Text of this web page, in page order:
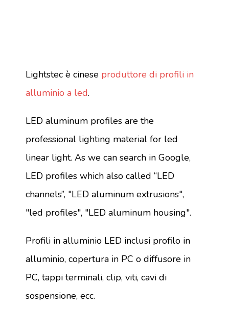
Lightstec è cinese produttore di profili in
alluminio a led.
LED aluminum profiles are the
professional lighting material for led
linear light. As we can search in Google,
LED profiles which also called “LED
channels”, "LED aluminum extrusions",
"led profiles", "LED aluminum housing".
Profili in alluminio LED inclusi profilo in
alluminio, copertura in PC o diffusore in
PC, tappi terminali, clip, viti, cavi di
sospensione, ecc.